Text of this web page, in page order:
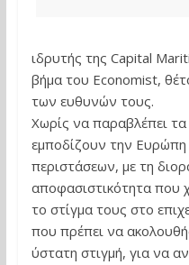
ιδρυτής της Capital
βήμα του Economist,
των ευθυνών τους.
Χωρίς να παραβλέπει
εμποδίζουν την
περιστάσεων, με τη
αποφασιστικότητα που
το στίγμα τους στο
που πρέπει να
ύστατη στιγμή, για να